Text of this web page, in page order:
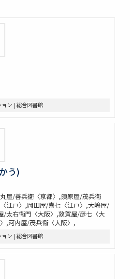
ン | 総合図書館
う)
屋/善兵衞〈亰都〉,須原屋/茂兵衞
江戸〉,岡田屋/嘉七〈江戸〉,大嶋屋/
/太右衞門〈大阪〉,敦賀屋/彦七〈大
,河内屋/茂兵衞〈大阪〉,
ン | 総合図書館